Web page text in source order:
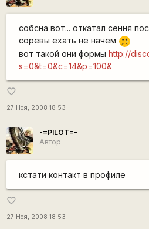
собсна вот... откатал сення
соревы ехать не начем :'(
вот такой они формы http://
s=0&t=0&c=14&p=100&
favorite_border
27 Ноя, 2008 18:53
-=PILOT=-
Автор
кстати контакт в профиле
favorite_border
27 Ноя, 2008 18:53